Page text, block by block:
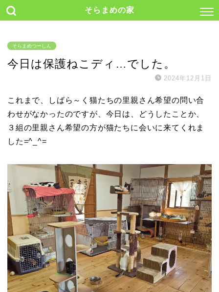
そらまめの家
そらまめつーしん
今日は保護ねこディ…でした。
2024年12月1日
これまで、しばら～く猫たちの里親さん希望の問い合
わせがなかったのですが、今日は、どうしたことか、
３組の里親さん希望の方が猫たちに会いに来てくれま
した=^_^=